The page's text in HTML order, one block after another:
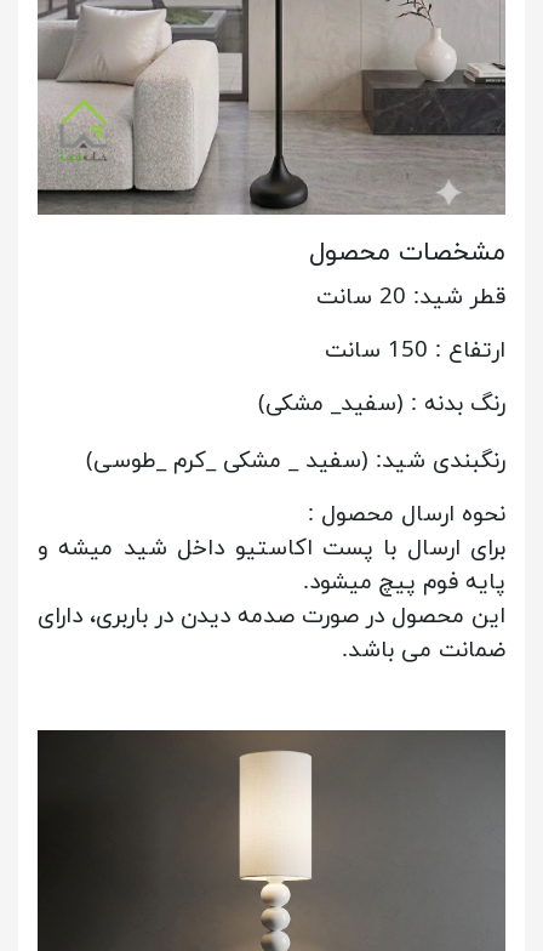
مشخصات محصول
قطر شید: 20 سانت
ارتفاع : 150 سانت
رنگ بدنه : (سفید_ مشکی)
رنگبندی شید: (سفید _ مشکی _کرم _طوسی)
نحوه ارسال محصول :
برای ارسال با پست اکاستیو داخل شید میشه و
پایه فوم پیچ میشود.
این محصول در صورت صدمه دیدن در باربری، دارای
ضمانت می باشد.